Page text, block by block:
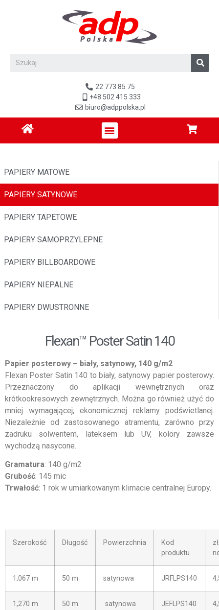
22 773 85 75
+48 502 415 333
biuro@adppolska.pl
PAPIERY MATOWE
PAPIERY SATYNOWE
PAPIERY TAPETOWE
PAPIERY SAMOPRZYLEPNE
PAPIERY BILLBOARDOWE
PAPIERY NIEPALNE
PAPIERY DWUSTRONNE
Flexan™ Poster Satin 140
Papier posterowy – biały, satynowy, 140 g/m2
Flexan Poster Satin 140 to biały, satynowy papier posterowy.
Przeznaczony do aplikacji wewnętrznych oraz
krótkookresowych zewnętrznych. Można go również użyć do
mniej wymagającej, ekonomicznej reklamy podświetlanej.
Niezależnie od zastosowanego atramentu, zarówno przy
zadruku solwentem, lateksem lub UV, kolory zawsze
wychodzą nasycone.
Gramatura: 140 g/m2
Grubość: 145 mic
Trwałość: 1 rok w umiarkowanym klimacie centralnej Europy.
Szerokość Długość Powierzchnia
Kod
produktu
1,067 m 50 m satynowa JRFLPS140
1,270 m 50 m satynowa JEFLPS140